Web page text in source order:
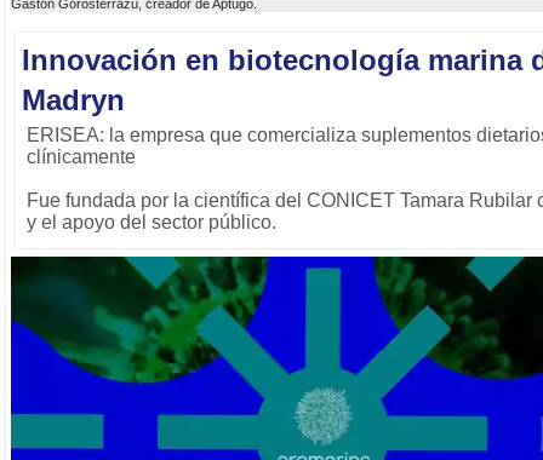
Gastón Gorosterrazu, creador de Aptugo.
Innovación en biotecnología marina
Madryn
ERISEA: la empresa que comercializa suplementos
clínicamente
Fue fundada por la científica del CONICET Tamara Rubilar
y el apoyo del sector público.